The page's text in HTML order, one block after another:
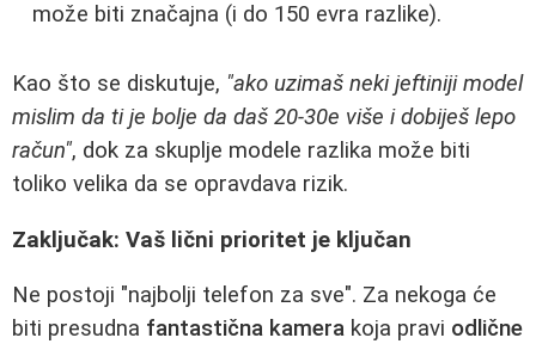
može biti značajna (i do 150 evra razlike).
Kao što se diskutuje, "ako uzimaš neki jeftiniji model
mislim da ti je bolje da daš 20-30e više i dobiješ lepo
račun", dok za skuplje modele razlika može biti
toliko velika da se opravdava rizik.
Zaključak: Vaš lični prioritet je ključan
Ne postoji "najbolji telefon za sve". Za nekoga će
biti presudna fantastična kamera koja pravi odlične